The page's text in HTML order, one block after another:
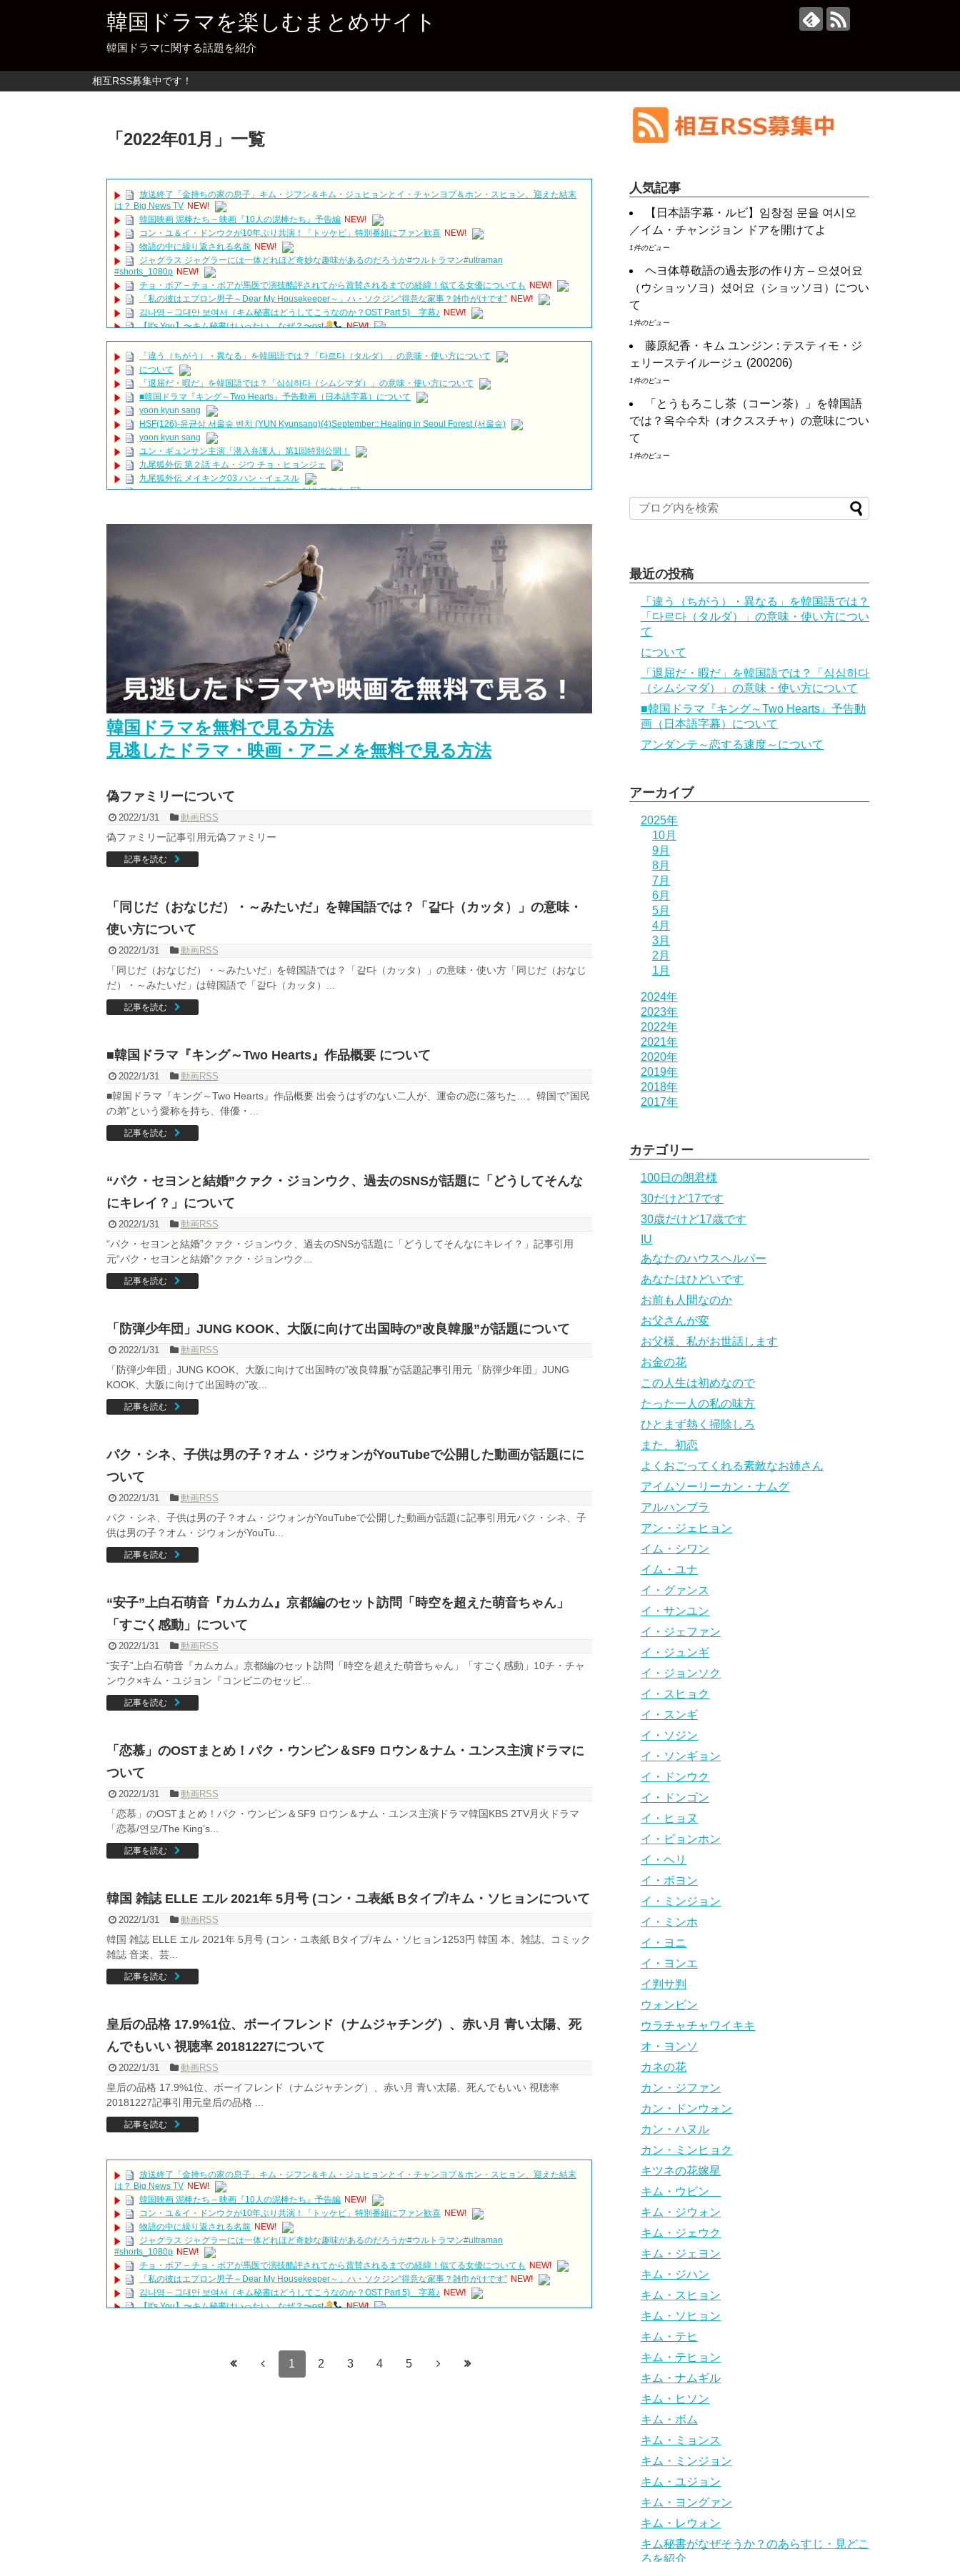
韓国ドラマを楽しむまとめサイト
韓国ドラマに関する話題を紹介
相互RSS募集中です！
「 2022年01月 」 一覧
放送終了「金持ちの家の息子」キム・ジフン＆キム・ジュヒョンとイ・チャンヨプ＆ホン・スヒョン、迎えた結末
は？ Big News TV NEW!
韓国映画 泥棒たち – 映画『10人の泥棒たち』予告編 NEW!
コン・ユ＆イ・ドンウクが10年ぶり共演！「トッケビ」特別番組にファン歓喜 NEW!
物語の中に繰り返される名前 NEW!
ジャグラス ジャグラーには一体どれほど奇妙な趣味があるのだろうか#ウルトラマン#ultraman
#shorts_1080p NEW!
チョ・ボア – チョ・ボアが馬医で演技酷評されてから賞賛されるまでの経緯！似てる女優についても NEW!
「私の彼はエプロン男子～Dear My Housekeeper～」ハ・ソクジン“得意な家事？雑巾がけです” NEW!
김나영 – 그대만 보여서（キム秘書はどうしてこうなのか？OST Part 5) 字幕♪ NEW!
【It's You】〜キム秘書はいったい、なぜ？〜ost
NEW!
260711 パクヒョンシク 박형식 ファンミ SUMMER GIFT in韓国 NEW!
Tag your
🤌 Drama The miracle we met Tags #cdrama #cdramakiss
NEW!
GONG YOO & KIM GO-EUN 2026 REUNION! (Plus the Lee Min-ho Rumors?!)
ハン・ヘジン 한혜진 – (선공개) 강남 3대 얼짱 출신 &#39;한혜진 언니&#39; (ft. 도여니의 학창시절) | 편 먹고 갈래요?
밥블레스유 2 bobblessyou2 EP.18
ソン・ヘギョ – ソンヘギョ キスまとめ
ハン・ヘジン 한혜진 – Still We (여전히 우리는)
한가인 –
「ライフ・ オン・ マーズ」2019年11月2日TSUTAYAにて先行レンタル開始！
(ENG SUB) Behind The Scene Hyun Bin 현빈
손예진 Son Ye Jin-Crash Landing On You/ヒョンビン
ジン / エンジョイ
ユン・ギュンサン、番組にも登場した愛猫が急死…イ・ソンギョンら同僚芸能人から慰めの言葉が続々 – Taka
Powered by livedoor 相互RSS
「違う（ちがう）・異なる」を韓国語では？「다르다（タルダ）」の意味・使い方について
について
「退屈だ・暇だ」を韓国語では？「심심하다（シムシマダ）」の意味・使い方について
■韓国ドラマ『キング～Two Hearts』予告動画（日本語字幕）について
yoon kyun sang
HSF(126)-윤균상 서울숲 벤치 (YUN Kyunsang)(4)September:: Healing in Seoul Forest (서울숲)
yoon kyun sang
ユン・ギュンサン主演「潜入弁護人」第1回特別公開！
九尾狐外伝 第２話 キム・ジウ チョ・ヒョンジェ
九尾狐外伝 メイキング03 ハン・イェスル
チョ・ヒョンジェ 조현재 九尾狐外伝 制作発表会
【裏芸能】キムユジョンの熱愛彼氏はあの大物俳優
キム・ユジョン、美しいセルフショットで近況を伝える“会いたいでしょ？” Big News TV
キム・ユジョン、新ドラマ「まず熱く掃除せよ」に出演確定…“台本を見た瞬間惹かれた” 20180123
幻の王女チャミョンゴ エンディング
YUCHUN ♥ LOVE 15 「成均館 5話」
[Fan MV]七日の王妃(7일의 왕비)OST – 정기고 (Junggigo) – 그리고 그려도 (Miss You In My Heart)
俳優カン・ギヨン、突然の熱愛宣言…「キム秘書がなぜそうか」出演で話題 Big News TV
Powered by livedoor 相互RSS
韓国ドラマを無料で見る方法
見逃したドラマ・映画・アニメを無料で見る方法
偽ファミリーについて
2022/1/31 動画RSS
偽ファミリー記事引用元偽ファミリー
記事を読む
「同じだ（おなじだ）・～みたいだ」を韓国語では？「같다（カッタ）」の意味・
使い方について
2022/1/31 動画RSS
「同じだ（おなじだ）・～みたいだ」を韓国語では？「같다（カッタ）」の意味・使い方「同じだ（おなじ
だ）・～みたいだ」は韓国語で「같다（カッタ）...
記事を読む
■韓国ドラマ『キング～Two Hearts』作品概要 について
2022/1/31 動画RSS
■韓国ドラマ『キング～Two Hearts』作品概要 出会うはずのない二人が、運命の恋に落ちた…。韓国で”国民
の弟”という愛称を持ち、俳優・...
記事を読む
“パク・セヨンと結婚”クァク・ジョンウク、過去のSNSが話題に「どうしてそんな
にキレイ？」について
2022/1/31 動画RSS
“パク・セヨンと結婚”クァク・ジョンウク、過去のSNSが話題に「どうしてそんなにキレイ？」記事引用
元“パク・セヨンと結婚”クァク・ジョンウク...
記事を読む
「防弾少年団」JUNG KOOK、大阪に向けて出国時の”改良韓服”が話題について
2022/1/31 動画RSS
「防弾少年団」JUNG KOOK、大阪に向けて出国時の”改良韓服”が話題記事引用元「防弾少年団」JUNG
KOOK、大阪に向けて出国時の”改...
記事を読む
パク・シネ、子供は男の子？オム・ジウォンがYouTubeで公開した動画が話題にに
ついて
2022/1/31 動画RSS
パク・シネ、子供は男の子？オム・ジウォンがYouTubeで公開した動画が話題に記事引用元パク・シネ、子
供は男の子？オム・ジウォンがYouTu...
記事を読む
“安子”上白石萌音『カムカム』京都編のセット訪問「時空を超えた萌音ちゃん」
「すごく感動」について
2022/1/31 動画RSS
“安子”上白石萌音『カムカム』京都編のセット訪問「時空を超えた萌音ちゃん」「すごく感動」10チ・チャ
ンウク×キム・ユジョン『コンビニのセッピ...
記事を読む
「恋慕」のOSTまとめ！パク・ウンビン＆SF9 ロウン＆ナム・ユンス主演ドラマに
ついて
2022/1/31 動画RSS
「恋慕」のOSTまとめ！パク・ウンビン＆SF9 ロウン＆ナム・ユンス主演ドラマ韓国KBS 2TV月火ドラマ
「恋慕/연모/The King’s...
記事を読む
韓国 雑誌 ELLE エル 2021年 5月号 (コン・ユ表紙 Bタイプ/キム・ソヒョンについて
2022/1/31 動画RSS
韓国 雑誌 ELLE エル 2021年 5月号 (コン・ユ表紙 Bタイプ/キム・ソヒョン1253円 韓国 本、雑誌、コミック
雑誌 音楽、芸...
記事を読む
皇后の品格 17.9%1位、ボーイフレンド（ナムジャチング）、赤い月 青い太陽、死
んでもいい 視聴率 20181227について
2022/1/31 動画RSS
皇后の品格 17.9%1位、ボーイフレンド（ナムジャチング）、赤い月 青い太陽、死んでもいい 視聴率
20181227記事引用元皇后の品格 ...
記事を読む
放送終了「金持ちの家の息子」キム・ジフン＆キム・ジュヒョンとイ・チャンヨプ＆ホン・スヒョン、迎えた結末
は？ Big News TV NEW!
韓国映画 泥棒たち – 映画『10人の泥棒たち』予告編 NEW!
コン・ユ＆イ・ドンウクが10年ぶり共演！「トッケビ」特別番組にファン歓喜 NEW!
物語の中に繰り返される名前 NEW!
ジャグラス ジャグラーには一体どれほど奇妙な趣味があるのだろうか#ウルトラマン#ultraman
#shorts_1080p NEW!
チョ・ボア – チョ・ボアが馬医で演技酷評されてから賞賛されるまでの経緯！似てる女優についても
NEW!
「私の彼はエプロン男子～Dear My Housekeeper～」ハ・ソクジン“得意な家事？雑巾がけです” NEW!
김나영 – 그대만 보여서（キム秘書はどうしてこうなのか？OST Part 5) 字幕♪ NEW!
【It's You】〜キム秘書はいったい、なぜ？〜ost
NEW!
「違う（ちがう）・異なる」を韓国語では？「다르다（タルダ）」の意味・使い方について
1 2 3 4 5
人気記事
【日本語字幕・ルビ】임창정 문을 여시오
／イム・チャンジョン ドアを開けてよ
1件のビュー
ヘヨ体尊敬語の過去形の作り方 – 으셨어요
（ウショッソヨ）셨어요（ショッソヨ）につい
て
1件のビュー
藤原紀香・キム ユンジン : テスティモ・ジ
ェリーステイルージュ (200206)
1件のビュー
「とうもろこし茶（コーン茶）」を韓国語
では？옥수수차（オクススチャ）の意味につい
て
1件のビュー
最近の投稿
「違う（ちがう）・異なる」を韓国語では？
「다르다（タルダ）」の意味・使い方につい
て
について
「退屈だ・暇だ」を韓国語では？「심심하다
（シムシマダ）」の意味・使い方について
■韓国ドラマ『キング～Two Hearts』予告動
画（日本語字幕）について
アンダンテ～恋する速度～について
アーカイブ
2025年
10月
9月
8月
7月
6月
5月
4月
3月
2月
1月
2024年
2023年
2022年
2021年
2020年
2019年
2018年
2017年
カテゴリー
100日の朗君様
30だけど17です
30歳だけど17歳です
IU
あなたのハウスヘルパー
あなたはひどいです
お前も人間なのか
お父さんが変
お父様、私がお世話します
お金の花
この人生は初めなので
たった一人の私の味方
ひとまず熱く掃除しろ
また、初恋
よくおごってくれる素敵なお姉さん
アイムソーリーカン・ナムグ
アルハンブラ
アン・ジェヒョン
イム・シワン
イム・ユナ
イ・グァンス
イ・サンユン
イ・ジェファン
イ・ジュンギ
イ・ジョンソク
イ・スヒョク
イ・スンギ
イ・ソジン
イ・ソンギョン
イ・ドンウク
イ・ドンゴン
イ・ヒョヌ
イ・ビョンホン
イ・ヘリ
イ・ボヨン
イ・ミンジョン
イ・ミンホ
イ・ヨニ
イ・ヨンエ
イ判サ判
ウォンビン
ウラチャチャワイキキ
オ・ヨンソ
カネの花
カン・ジファン
カン・ドンウォン
カン・ハヌル
カン・ミンヒョク
キツネの花嫁星
キム・ウビン
キム・ジウォン
キム・ジェウク
キム・ジェヨン
キム・ジハン
キム・スヒョン
キム・ソヒョン
キム・テヒ
キム・テヒョン
キム・ナムギル
キム・ヒソン
キム・ボム
キム・ミョンス
キム・ミンジョン
キム・ユジョン
キム・ヨングァン
キム・レウォン
キム秘書がなぜそうか？のあらすじ・見どこ
ろを紹介